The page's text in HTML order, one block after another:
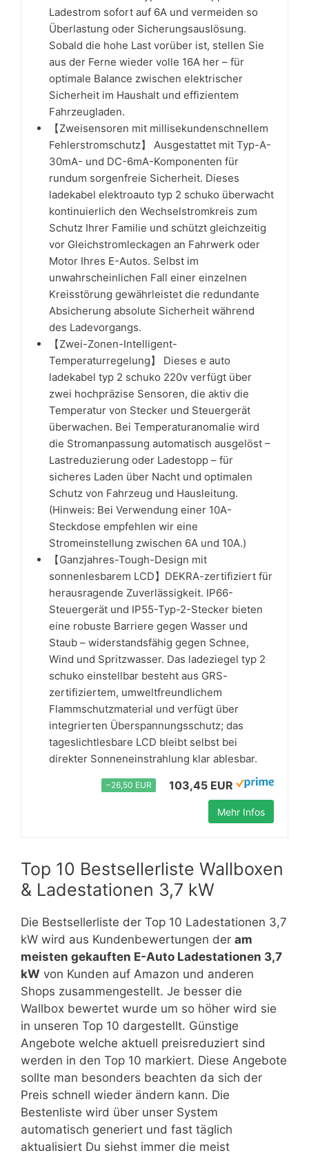
Ladestrom sofort auf 6A und vermeiden so
Überlastung oder Sicherungsauslösung.
Sobald die hohe Last vorüber ist, stellen Sie
aus der Ferne wieder volle 16A her – für
optimale Balance zwischen elektrischer
Sicherheit im Haushalt und effizientem
Fahrzeugladen.
【Zweisensoren mit millisekundenschnellem
Fehlerstromschutz】 Ausgestattet mit Typ-A-
30mA- und DC-6mA-Komponenten für
rundum sorgenfreie Sicherheit. Dieses
ladekabel elektroauto typ 2 schuko überwacht
kontinuierlich den Wechselstromkreis zum
Schutz Ihrer Familie und schützt gleichzeitig
vor Gleichstromleckagen an Fahrwerk oder
Motor Ihres E-Autos. Selbst im
unwahrscheinlichen Fall einer einzelnen
Kreisstörung gewährleistet die redundante
Absicherung absolute Sicherheit während
des Ladevorgangs.
【Zwei-Zonen-Intelligent-
Temperaturregelung】 Dieses e auto
ladekabel typ 2 schuko 220v verfügt über
zwei hochpräzise Sensoren, die aktiv die
Temperatur von Stecker und Steuergerät
überwachen. Bei Temperaturanomalie wird
die Stromanpassung automatisch ausgelöst –
Lastreduzierung oder Ladestopp – für
sicheres Laden über Nacht und optimalen
Schutz von Fahrzeug und Hausleitung.
(Hinweis: Bei Verwendung einer 10A-
Steckdose empfehlen wir eine
Stromeinstellung zwischen 6A und 10A.)
【Ganzjahres-Tough-Design mit
sonnenlesbarem LCD】DEKRA-zertifiziert für
herausragende Zuverlässigkeit. IP66-
Steuergerät und IP55-Typ-2-Stecker bieten
eine robuste Barriere gegen Wasser und
Staub – widerstandsfähig gegen Schnee,
Wind und Spritzwasser. Das ladeziegel typ 2
schuko einstellbar besteht aus GRS-
zertifiziertem, umweltfreundlichem
Flammschutzmaterial und verfügt über
integrierten Überspannungsschutz; das
tageslichtlesbare LCD bleibt selbst bei
direkter Sonneneinstrahlung klar ablesbar.
−26,50 EUR 103,45 EUR
Mehr Infos
Top 10 Bestsellerliste Wallboxen
& Ladestationen 3,7 kW
Die Bestsellerliste der Top 10 Ladestationen 3,7
kW wird aus Kundenbewertungen der am
meisten gekauften E-Auto Ladestationen 3,7
kW von Kunden auf Amazon und anderen
Shops zusammengestellt. Je besser die
Wallbox bewertet wurde um so höher wird sie
in unseren Top 10 dargestellt. Günstige
Angebote welche aktuell preisreduziert sind
werden in den Top 10 markiert. Diese Angebote
sollte man besonders beachten da sich der
Preis schnell wieder ändern kann. Die
Bestenliste wird über unser System
automatisch generiert und fast täglich
aktualisiert Du siehst immer die meist